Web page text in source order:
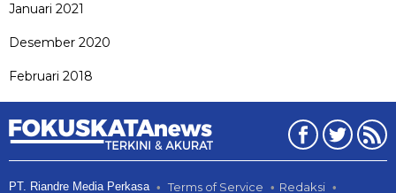
Januari 2021
Desember 2020
Februari 2018
PT. Riandre Media Perkasa Terms of Service
Redaksi